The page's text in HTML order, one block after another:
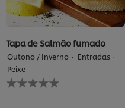
Tapa de Salmão fumado
Outono / Inverno
Entradas
Peixe
Nenhuma
avaliação